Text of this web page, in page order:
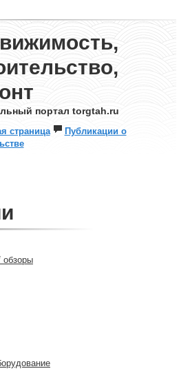
портал torgtah.ru
страница
Публикации о
обзоры